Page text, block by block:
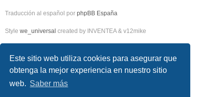
Este sitio web utiliza cookies para asegurar que
obtenga la mejor experiencia en nuestro sitio
web. Saber más
Traducción al español por phpBB España
Style we_universal created by INVENTEA & v12mike